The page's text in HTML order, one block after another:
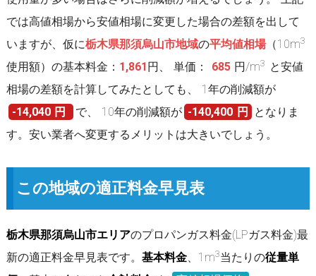
では高値相場から安値相場に変更した場合の差額を出して
いますが、仮に栃木県那須烏山市地域の平均値相場（10m3
使用額）の基本料金： 1,861円、 単価： 685 円/m3
と安値
相場の差額を計算してみたとしても、 1年の削減額が
-14,040 円
で、 10年の削減額が -140,400 円
となりま
す。安い業者へ変更するメリットは大きいでしょう。
この地域の適正料金早見表
栃木県那須烏山市エリアのプロパンガス料金(LPガス料金)最
新の適正料金早見表です。 基本料金、1m3当たりの従量単